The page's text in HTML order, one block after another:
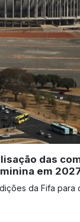
das
em
da Fifa para